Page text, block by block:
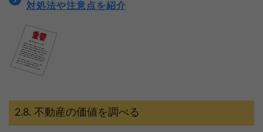
対処法や注意点を紹介
不動産の価値を調べる